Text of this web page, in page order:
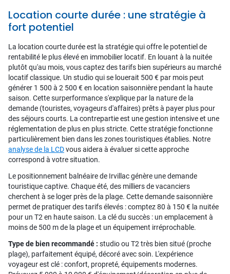
Location courte durée : une stratégie à
fort potentiel
La location courte durée est la stratégie qui offre le potentiel de
rentabilité le plus élevé en immobilier locatif. En louant à la nuitée
plutôt qu'au mois, vous captez des tarifs bien supérieurs au marché
locatif classique. Un studio qui se louerait 500 € par mois peut
générer 1 500 à 2 500 € en location saisonnière pendant la haute
saison. Cette surperformance s'explique par la nature de la
demande (touristes, voyageurs d'affaires) prêts à payer plus pour
des séjours courts. La contrepartie est une gestion intensive et une
réglementation de plus en plus stricte. Cette stratégie fonctionne
particulièrement bien dans les zones touristiques établies. Notre
analyse de la LCDvous aidera à évaluer si cette approche
correspond à votre situation.
Le positionnement balnéaire de Irvillac génère une demande
touristique captive. Chaque été, des milliers de vacanciers
cherchent à se loger près de la plage. Cette demande saisonnière
permet de pratiquer des tarifs élevés : comptez 80 à 150 € la nuitée
pour un T2 en haute saison. La clé du succès : un emplacement à
moins de 500 m de la plage et un équipement irréprochable.
Type de bien recommandé : studio ou T2 très bien situé (proche
plage), parfaitement équipé, décoré avec soin. L'expérience
voyageur est clé : confort, propreté, équipements modernes.